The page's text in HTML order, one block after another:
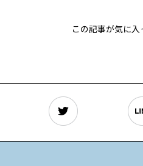
この記事が気に